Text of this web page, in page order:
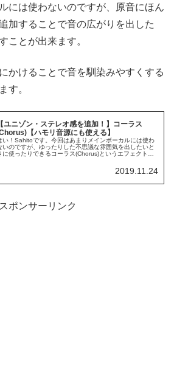
には使わないのですが、原音にほん
加することで音の広がりを出した
ことが出来ます。
かけることで音を馴染みやすくする
す。
【ユニゾン・ステレオ感を追加！】コーラス
【ハモリ音源にも使える】
い！Sahitoです。今回はあまりメインボーカルには使わ
いのですが、ゆったりした不思議な雰囲気を出したいと
に使ったりできるコーラス(Chorus)というエフェクトに
2019.11.24
スポンサーリンク